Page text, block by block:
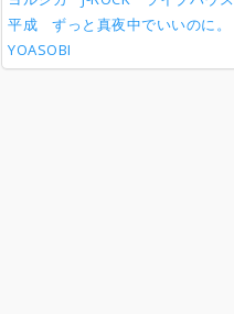
平成
ずっと真夜中でいいのに。
YOASOBI